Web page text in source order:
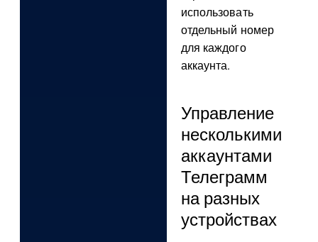
использовать
отдельный номер
для каждого
аккаунта.
Управление
несколькими
аккаунтами
Телеграмм
на разных
устройствах